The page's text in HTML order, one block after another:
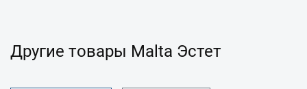
Другие товары Malta Эстет